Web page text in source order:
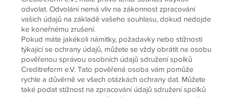
odvolat. Odvolání nemá vliv na zákonnost zpracování
vašich údajů na základě vašeho souhlasu, dokud nedojde
ke koneřnému zrušení.
Pokud máte jakékoli námitky, požadavky nebo stížnosti
týkající se ochrany údajů, můžete se vždy obrátit na osobu
pověřenou správou osobních údajů sdružení spolků
Creditreform e.V. Tato pověřená osoba vám pomůže
rychle a důvěrně ve všech otázkách ochrany dat. Můžete
také podat stížnost na zpracování údajů sdružení spolků